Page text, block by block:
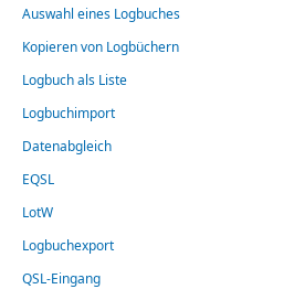
Auswahl eines Logbuches
Kopieren von Logbüchern
Logbuch als Liste
Logbuchimport
Datenabgleich
EQSL
LotW
Logbuchexport
QSL-Eingang